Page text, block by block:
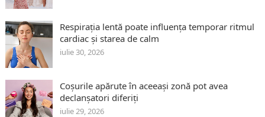
Respirația lentă poate influența temporar ritmul
cardiac și starea de calm
iulie 30, 2026
Coșurile apărute în aceeași zonă pot avea
declanșatori diferiți
iulie 29, 2026